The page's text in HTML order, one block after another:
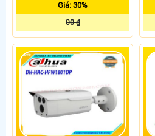
Giá: 30%
00 ₫